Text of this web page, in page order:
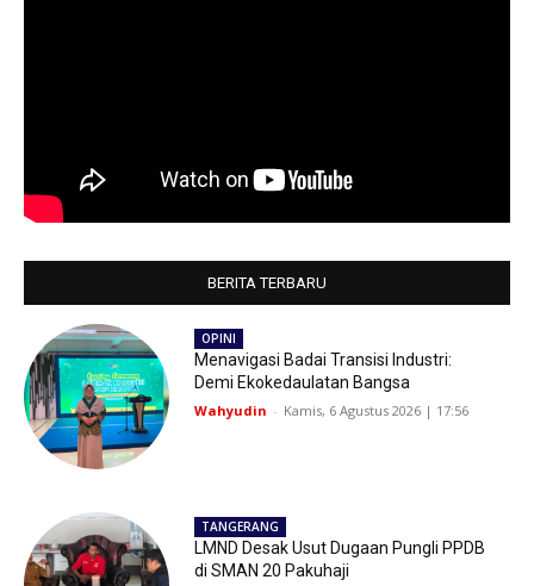
BERITA TERBARU
OPINI
Menavigasi Badai Transisi Industri:
Demi Ekokedaulatan Bangsa
Wahyudin - Kamis, 6 Agustus 2026 | 17:56
TANGERANG
LMND Desak Usut Dugaan Pungli PPDB
di SMAN 20 Pakuhaji